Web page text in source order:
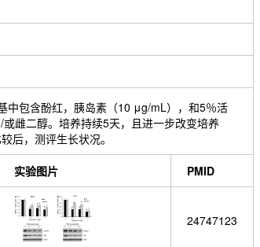
中包含酚红，胰岛素（10 μg/mL），和5％活
雌二醇。培养持续5天，且进一步改变培养
后，测评生长状况。
实验图片 PMID
24747123